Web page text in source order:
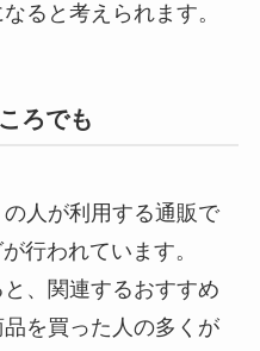
ると考えられます。
ろでも
人が利用する通販で
行われています。
、関連するおすすめ
を買った人の多くが